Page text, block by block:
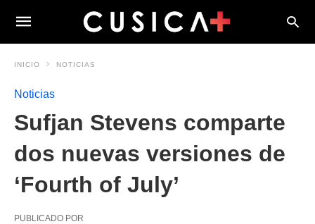
INICIO NOTICIAS
Noticias
Sufjan Stevens comparte
dos nuevas versiones de
‘Fourth of July’
PUBLICADO POR